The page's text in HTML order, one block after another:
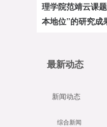
理学院范靖云课
本地位”的研究成
Nature+1！化学
体汇聚式N-烷基
最新动态
新闻动态
综合新闻